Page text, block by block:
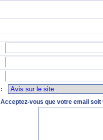
:
:
:
:
Acceptez-vous que votre email